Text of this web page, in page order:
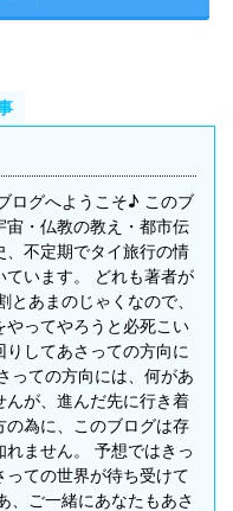
ログへようこそ♪ このブ
宙・仏教の教え・都市伝
、不定期でタイ旅行の情
ています。 どれも著者が
とあまのじゃくなので、
やってやろうと必死こい
してあさっての方向に
っての方向には、何があ
んが、進んだ先に行き着
の為に、このブログは存
ません。 予想ではきっ
っての世界が待ち受けて
、ご一緒にあなたもあさ